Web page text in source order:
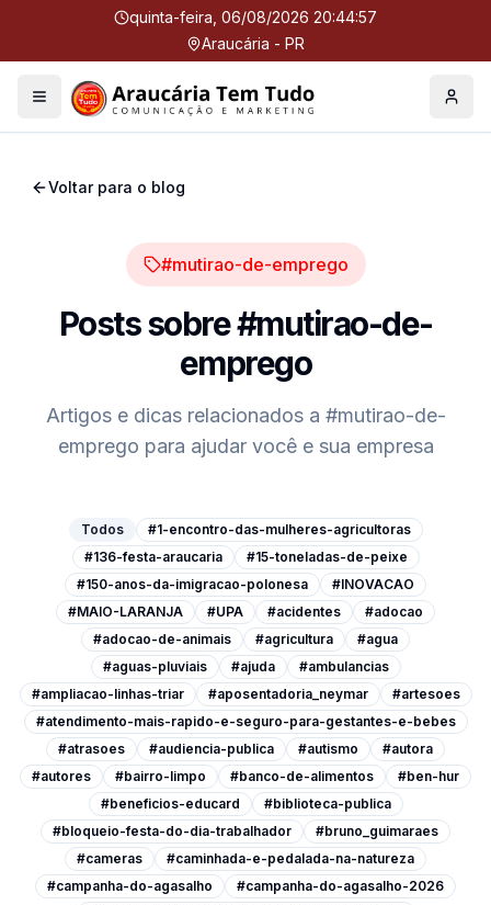
quinta-feira, 06/08/2026 20:44:57
Araucária - PR
Menu Perfil
Voltar para o blog
#mutirao-de-emprego
Posts sobre#mutirao-de-
emprego
Artigos e dicas relacionados a #mutirao-de-
emprego para ajudar você e sua empresa
Todos
#1-encontro-das-mulheres-agricultoras
#136-festa-araucaria
#15-toneladas-de-peixe
#150-anos-da-imigracao-polonesa
#INOVACAO
#MAIO-LARANJA
#UPA #acidentes
#adocao
#adocao-de-animais
#agricultura
#agua
#aguas-pluviais
#ajuda
#ambulancias
#ampliacao-linhas-triar
#aposentadoria_neymar
#artesoes
#atendimento-mais-rapido-e-seguro-para-gestantes-e-bebes
#atrasoes
#audiencia-publica #autismo
#autora
#autores
#bairro-limpo #banco-de-alimentos
#ben-hur
#beneficios-educard
#biblioteca-publica
#bloqueio-festa-do-dia-trabalhador
#bruno_guimaraes
#cameras
#caminhada-e-pedalada-na-natureza
#campanha-do-agasalho
#campanha-do-agasalho-2026